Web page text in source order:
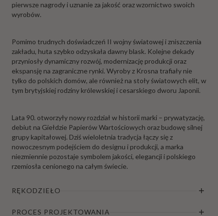
pierwsze nagrody i uznanie za jakość oraz wzornictwo swoich
wyrobów.
Pomimo trudnych doświadczeń II wojny światowej i zniszczenia
zakładu, huta szybko odzyskała dawny blask. Kolejne dekady
przyniosły dynamiczny rozwój, modernizację produkcji oraz
ekspansję na zagraniczne rynki. Wyroby z Krosna trafiały nie
tylko do polskich domów, ale również na stoły światowych elit, w
tym brytyjskiej rodziny królewskiej i cesarskiego dworu Japonii.
Lata 90. otworzyły nowy rozdział w historii marki – prywatyzację,
debiut na Giełdzie Papierów Wartościowych oraz budowę silnej
grupy kapitałowej. Dziś wieloletnia tradycja łączy się z
nowoczesnym podejściem do designu i produkcji, a marka
niezmiennie pozostaje symbolem jakości, elegancji i polskiego
rzemiosła cenionego na całym świecie.
RĘKODZIEŁO
PROCES PROJEKTOWANIA